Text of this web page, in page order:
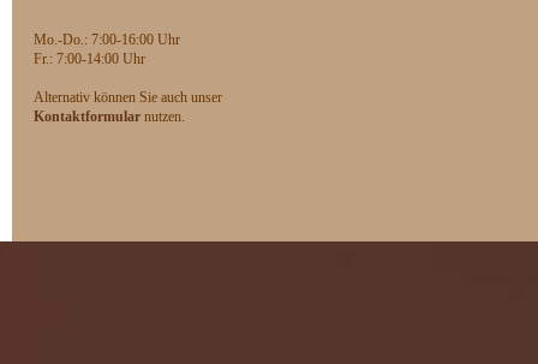
Mo.-Do.: 7:00-16:00 Uhr
Fr.: 7:00-14:00 Uhr
Alternativ können Sie auch unser
Kontaktformular nutzen.